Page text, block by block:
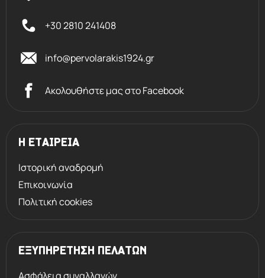
+30 2810 241408
info@pervolarakis1924.gr
Ακολουθήστε μας στο Facebook
Η ΕΤΑΙΡΕΙΑ
Ιστορική αναδρομή
Επικοινωνία
Πολιτική cookies
ΕΞΥΠΗΡΕΤΗΣΗ ΠΕΛΑΤΩΝ